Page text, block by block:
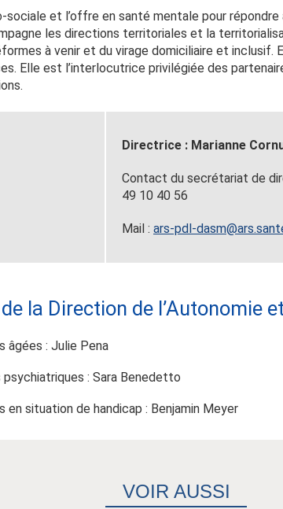
sociale et l’offre en santé mentale pour
les directions territoriales et la
à venir et du virage domiciliaire et inclusif.
Elle est l’interlocutrice privilégiée des
Directrice : Marianne
Contact du secrétariat de
49 10 40 56
Mail : ars-pdl-
la Direction de l’Autonomie
âgées : Julie Pena
: Sara Benedetto
en situation de handicap : Benjamin Meyer
VOIR AUSSI